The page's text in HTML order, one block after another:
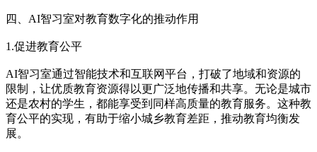
四、AI智习室对教育数字化的推动作用
1.促进教育公平
AI智习室通过智能技术和互联网平台，打破了地域和资源的
限制，让优质教育资源得以更广泛地传播和共享。无论是城市
还是农村的学生，都能享受到同样高质量的教育服务。这种教
育公平的实现，有助于缩小城乡教育差距，推动教育均衡发
展。